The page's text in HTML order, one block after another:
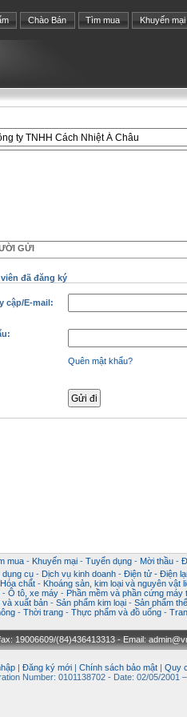
Chào Bán Tìm mua Khuyến mại
GỬI
đã đăng ký
cập/E-mail:
Quên mật khẩu?
mua - Khuyến mại - Tuyển dụng - Mời thầu -
dụng cụ - Dịch vụ kinh doanh - Điện tử - Điện
Hóa chất - Khoáng sản, kim loại và nguyên vật
- Ô tô, xe máy - Phần mềm và phần cứng máy
và xuất bản - Sản phẩm kim loại - Sản phẩm
- Thời trang - Thực phẩm và đồ uống -
19006609/(84)436413313 - Email:
Đăng ký mới Chính sách bảo mật Quy
Number: 0101138702 - Date: 02/05/2001